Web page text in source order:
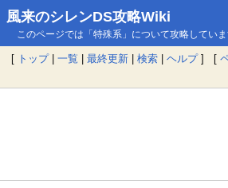
風来のシレンDS攻略Wiki
このページでは「特殊系」について攻略していま
[ トップ| 一覧 | 最終更新 | 検索 | ヘルプ] [